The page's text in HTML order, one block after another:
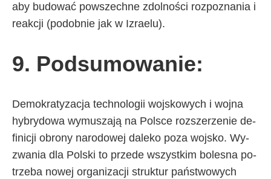
aby bu­do­wać po­wszech­ne zdol­no­ści roz­po­zna­nia i
re­ak­cji (po­dob­nie jak w Izra­elu).
9. Pod­su­mo­wa­nie:
De­mo­kra­ty­za­cja tech­no­lo­gii woj­sko­wy­ch i woj­na
hy­bry­do­wa wy­mu­sza­ją na Pol­sce roz­sze­rze­nie de­
fi­ni­cji obro­ny na­ro­do­wej da­le­ko po­za woj­sko. Wy­
zwa­nia dla Pol­ski to przede wszyst­kim bo­le­sna po­
trze­ba no­wej or­ga­ni­za­cji struk­tur pań­stwo­wy­ch